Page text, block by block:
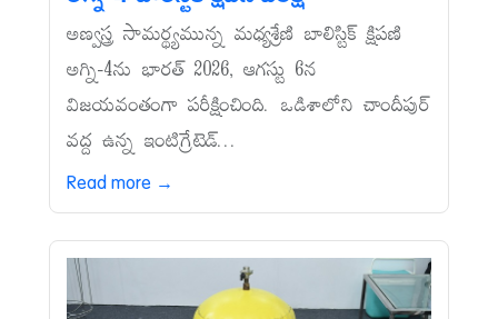
అణ్వస్త్ర సామర్థ్యమున్న మధ్యశ్రేణి బాలిస్టిక్‌ క్షిపణి
అగ్ని-4ను భారత్‌ 2026, ఆగస్టు 6న
విజయవంతంగా పరీక్షించింది. ఒడిశాలోని చాందీపుర్‌
వద్ద ఉన్న ఇంటిగ్రేటెడ్‌...
Read more →